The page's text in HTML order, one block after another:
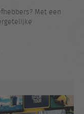
Met een